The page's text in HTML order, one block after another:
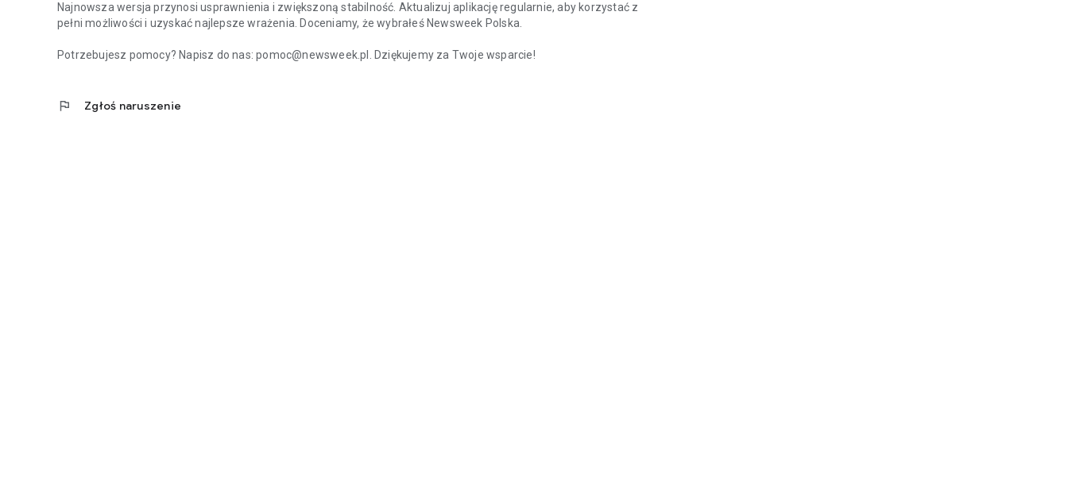
Najnowsza wersja przynosi usprawnienia i zwiększoną stabilność. Aktualizuj aplikację regularnie, aby korzystać z
pełni możliwości i uzyskać najlepsze wrażenia. Doceniamy, że wybrałeś Newsweek Polska.
Potrzebujesz pomocy? Napisz do nas: pomoc@newsweek.pl. Dziękujemy za Twoje wsparcie!
flag Zgłoś naruszenie